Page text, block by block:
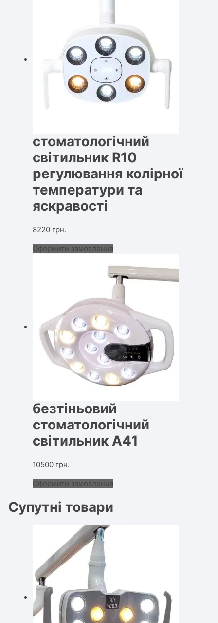
стоматологічний
світильник R10
регулювання колірної
температури та
яскравості
8220 грн.
Оформити замовлення
безтіньовий
стоматологічний
світильник А41
10500 грн.
Оформити замовлення
Супутні товари